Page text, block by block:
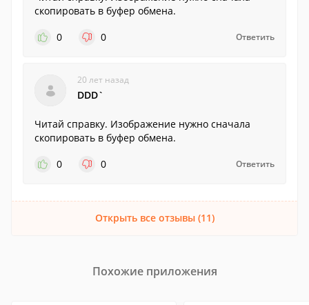
скопировать в буфер обмена.
0
0 Ответить
20 лет назад
DDD`
Читай справку. Изображение нужно сначала
скопировать в буфер обмена.
0
0 Ответить
Открыть все отзывы (11)
Похожие приложения